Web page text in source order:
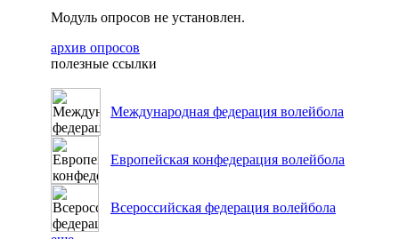
Модуль опросов не установлен.
архив опросов
полезные ссылки
Международная федерация волейбола
Европейская конфедерация волейбола
Всероссийская федерация волейбола